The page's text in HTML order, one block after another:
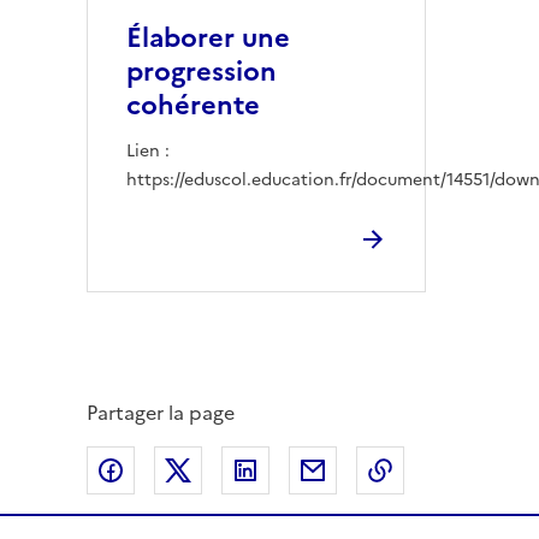
Élaborer une
progression
cohérente
Lien :
https://eduscol.education.fr/document/14551/
Partager la page
Partager sur Facebook
Partager sur Twitter
Partager sur LinkedIn
Partager par email